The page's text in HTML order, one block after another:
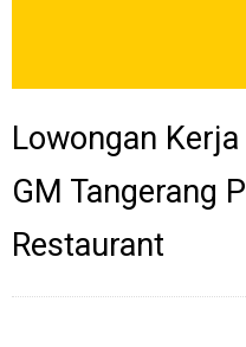
Lowongan
GM Tangerang
Restaurant